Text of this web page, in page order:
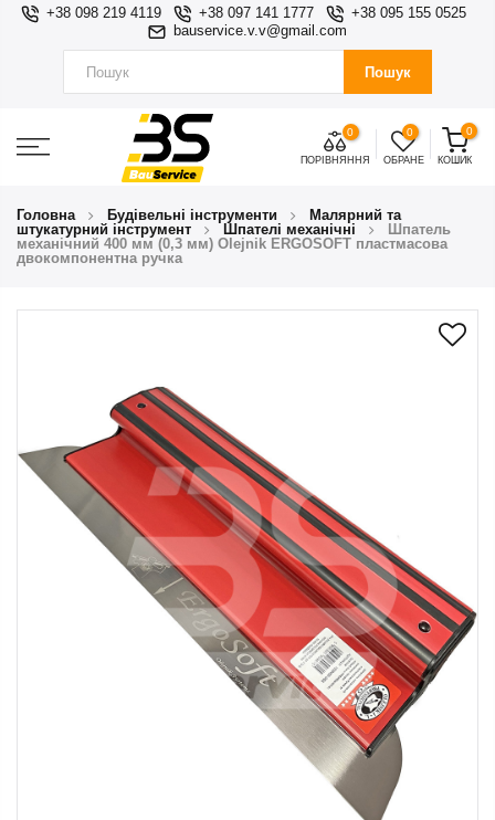
+38 098 219 4119 +38 097 141 1777
+38 095 155 0525
bauservice.v.v@gmail.com
Пошук
0
ПОРІВНЯННЯ
0
ОБРАНЕ
0
КОШИК
Головна Будівельні інструменти
Малярний та
штукатурний інструмент
Шпателі механічні
Шпатель
механічний 400 мм (0,3 мм) Olejnik ERGOSOFT пластмасова
двокомпонентна ручка